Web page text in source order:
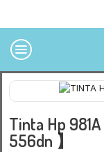
Tinta Hp
556dn 】